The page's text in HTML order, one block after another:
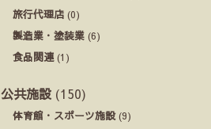
旅行代理店 (0)
製造業・塗装業 (6)
食品関連 (1)
公共施設 (150)
体育館・スポーツ施設(9)